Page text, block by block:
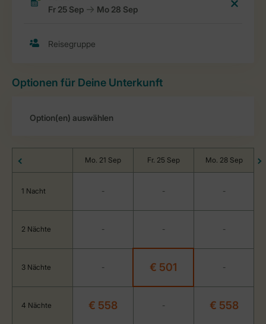
Optionen für Deine Unterkunft
Mo. 21 Sep Fr. 25 Sep Mo. 28 Sep
1 Nacht - - -
2 Nächte - - -
3 Nächte - € 501 -
4 Nächte € 558 - € 558